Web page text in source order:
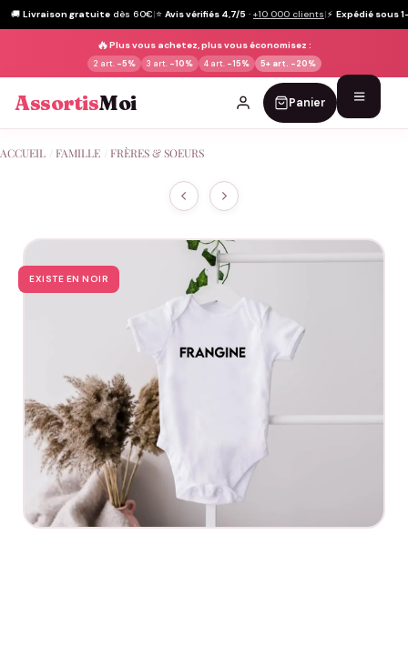
🚚 Livraison gratuite dès 60€|⭐ Avis vérifiés 4,7/5 · +10 000 clients|⚡ Expédié sous
🔥Plus vous achetez, plus vous économisez :
2 art. -5% 3 art. -10% 4 art. -15% 5+ art. -20%
AssortisMoi Panier
au
ACCUEIL FAMILLE FRÈRES & SOEURS
EXISTE EN NOIR